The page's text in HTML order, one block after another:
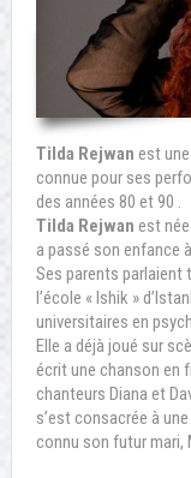
Tilda Rejwan est
connue pour ses
des années 80 et 90 .
Tilda Rejwan est
a passé son enfance
Ses parents parlaient
l’école « Ishik »
universitaires en
Elle a déjà joué sur
écrit une chanson en
chanteurs Diana et
s’est consacrée à
connu son futur mari,